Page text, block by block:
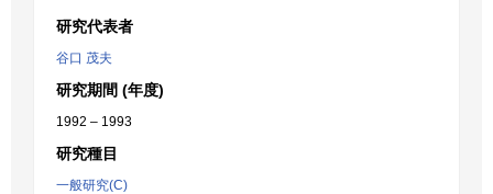
研究代表者
谷口 茂夫
研究期間 (年度)
1992 – 1993
研究種目
一般研究(C)